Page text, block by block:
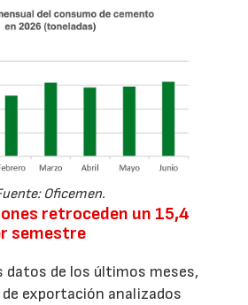
Oficemen.
retroceden un 15,4
semestre
datos de los últimos meses,
exportación analizados